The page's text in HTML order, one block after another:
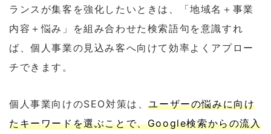
ランスが集客を強化したいときは、「地域名＋事業
内容＋悩み」を組み合わせた検索語句を意識すれ
ば、個人事業の見込み客へ向けて効率よくアプロー
チできます。
個人事業向けのSEO対策は、ユーザーの悩みに向け
たキーワードを選ぶことで、Google検索からの流入